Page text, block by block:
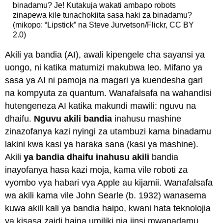
binadamu? Je! Kutakuja wakati ambapo robots
zinapewa kile tunachokiita sasa haki za binadamu?
(mikopo: “Lipstick” na Steve Jurvetson/Flickr, CC BY
2.0)
Akili ya bandia (AI), awali kipengele cha sayansi ya
uongo, ni katika matumizi makubwa leo. Mifano ya
sasa ya AI ni pamoja na magari ya kuendesha gari
na kompyuta za quantum. Wanafalsafa na wahandisi
hutengeneza AI katika makundi mawili: nguvu na
dhaifu. Nguvu akili bandia inahusu mashine
zinazofanya kazi nyingi za utambuzi kama binadamu
lakini kwa kasi ya haraka sana (kasi ya mashine).
Akiliya bandia dhaifu inahusu akili bandia
inayofanya hasa kazi moja, kama vile roboti za
vyombo vya habari vya Apple au kijamii. Wanafalsafa
wa akili kama vile John Searle (b. 1932) wanasema
kuwa akili kali ya bandia haipo, kwani hata teknolojia